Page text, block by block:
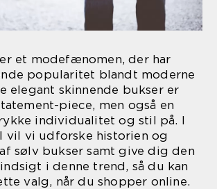
et modefænomen, der har
popularitet blandt moderne
elegant skinnende bukser er
piece, men også en
individualitet og stil på. I
vil vi udforske historien og
sølv bukser samt give dig den
i denne trend, så du kan
valg, når du shopper online.